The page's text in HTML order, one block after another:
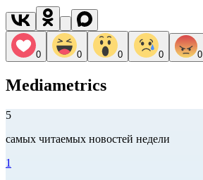
0 0 0 0 0
Mediametrics
5
самых читаемых новостей недели
1